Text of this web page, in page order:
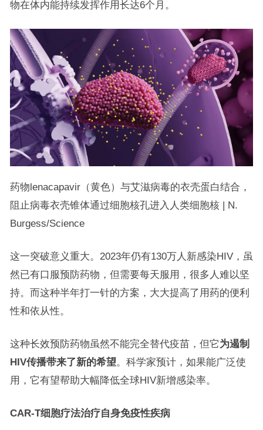
物在体内能持续发挥作用长达6个月。
药物lenacapavir（黄色）与艾滋病毒的衣壳蛋白结合，
阻止病毒衣壳锥体通过细胞核孔进入人类细胞核 | N.
Burgess/Science
这一突破意义重大。2023年仍有130万人新感染HIV，虽
然已有口服预防药物，但需要每天服用，很多人难以坚
持。而这种半年打一针的方案，大大提高了用药的便利
性和依从性。
这种长效预防药物虽然不能完全替代疫苗，但它为遏制
HIV传播带来了新的希望。科学家预计，如果能广泛使
用，它有望帮助大幅降低全球HIV新增感染率。
CAR-T细胞疗法治疗自身免疫性疾病